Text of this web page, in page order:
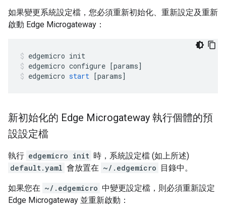
如果變更系統設定檔，您必須重新初始化、重新設定及重新
啟動 Edge Microgateway：
edgemicro init
edgemicro configure [params]
edgemicro start [params]
新初始化的 Edge Microgateway 執行個體的預
設設定檔
執行 edgemicro init 時，系統設定檔 (如上所述)
default.yaml 會放置在 ~/.edgemicro 目錄中。
如果您在 ~/.edgemicro 中變更設定檔，則必須重新設定
Edge Microgateway 並重新啟動：